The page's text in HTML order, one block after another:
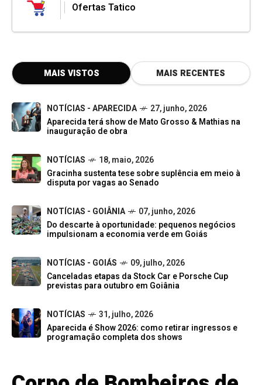
Ofertas Tatico
MAIS VISTOS MAIS RECENTES
NOTÍCIAS - APARECIDA
27, junho, 2026
Aparecida terá show de Mato Grosso & Mathias na
inauguração de obra
NOTÍCIAS
18, maio, 2026
Gracinha sustenta tese sobre suplência em meio à
disputa por vagas ao Senado
NOTÍCIAS - GOIÂNIA
07, junho, 2026
Do descarte à oportunidade: pequenos negócios
impulsionam a economia verde em Goiás
NOTÍCIAS - GOIÁS
09, julho, 2026
Canceladas etapas da Stock Car e Porsche Cup
previstas para outubro em Goiânia
NOTÍCIAS
31, julho, 2026
Aparecida é Show 2026: como retirar ingressos e
programação completa dos shows